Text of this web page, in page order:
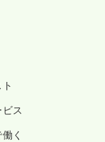
ス
く